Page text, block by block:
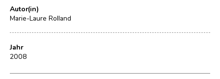
Autor(in)
Marie-Laure Rolland
Jahr
2008